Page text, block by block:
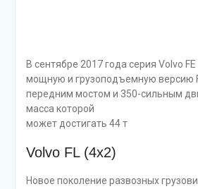
В сентябре 2017 года серия Volvo
мощную и грузоподъемную версию
передним мостом и 350-сильным
масса которой
может достигать 44 т
Volvo FL (4х2)
Новое поколение развозных